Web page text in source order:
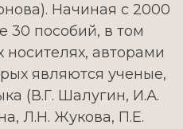
Начиная с 2000
30 пособий, в том
авторами
являются ученые,
(В.Г. Шалугин, И.А.
Л.Н. Жукова, П.Е.